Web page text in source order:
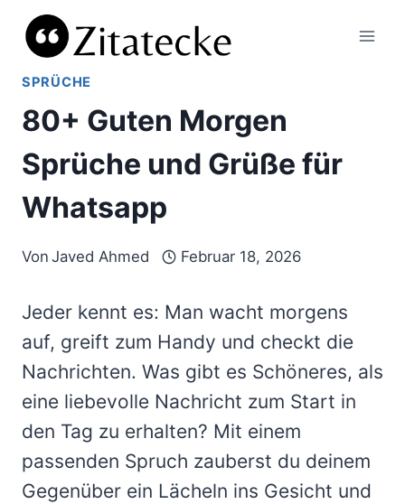
Zum
Inhalt
springen
SPRÜCHE
80+ Guten Morgen
Sprüche und Grüße für
Whatsapp
Von Javed Ahmed Februar 18, 2026
Jeder kennt es: Man wacht morgens
auf, greift zum Handy und checkt die
Nachrichten. Was gibt es Schöneres, als
eine liebevolle Nachricht zum Start in
den Tag zu erhalten? Mit einem
passenden Spruch zauberst du deinem
Gegenüber ein Lächeln ins Gesicht und